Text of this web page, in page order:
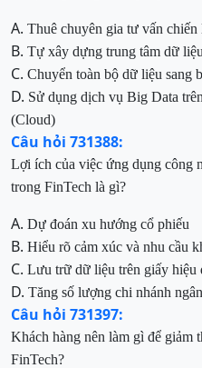
A. Thuê chuyên gia tư vấn
B. Tự xây dựng trung tâm dữ
C. Chuyển toàn bộ dữ liệu sang
D. Sử dụng dịch vụ Big Data
(Cloud)
Câu hỏi 731388:
Lợi ích của việc ứng dụng công
trong FinTech là gì?
A. Dự đoán xu hướng cổ phiếu
B. Hiểu rõ cảm xúc và nhu cầu
C. Lưu trữ dữ liệu trên giấy hiệu
D. Tăng số lượng chi nhánh
Câu hỏi 731397:
Khách hàng nên làm gì để giảm
FinTech?